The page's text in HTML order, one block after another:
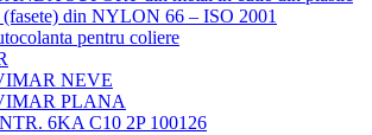
din NYLON 66 – ISO 2001
pentru coliere
NEVE
PLANA
6KA C10 2P 100126